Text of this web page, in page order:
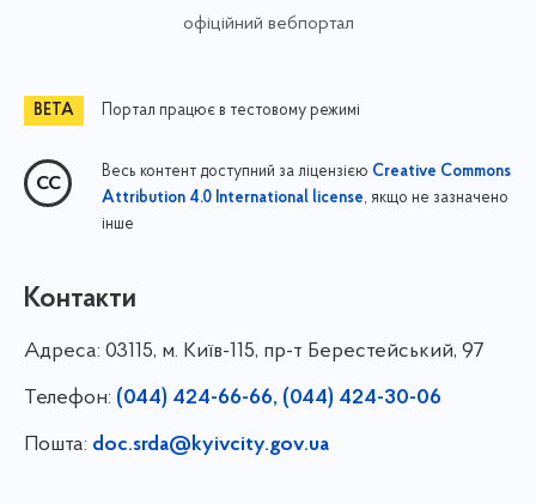
офіційний вебпортал
Портал працює в тестовому режимі
Весь контент доступний за ліцензією Creative Commons
Attribution 4.0 International license, якщо не зазначено
інше
Контакти
Адреса: 03115, м. Київ-115, пр-т Берестейський, 97
Телефон: (044) 424-66-66, (044) 424-30-06
Пошта: doc.srda@kyivcity.gov.ua